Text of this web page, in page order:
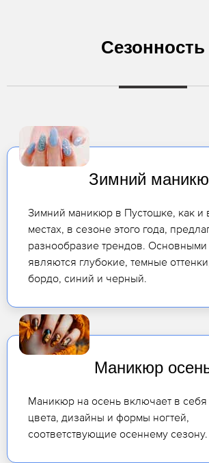
Сезонность
Зимний
Зимний маникюр в Пустошке, как и
местах, в сезоне этого года,
разнообразие трендов.
являются глубокие, темные
бордо, синий и черный.
Маникюр
Маникюр на осень включает в
цвета, дизайны и формы ногтей,
соответствующие осеннему сезону.